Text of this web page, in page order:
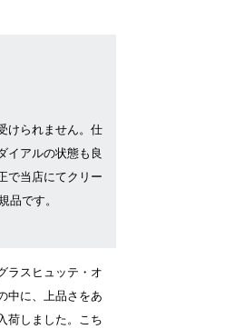
けられません。仕
イアルの状態も良
で当店にてクリー
品です。
ラスヒュッテ・オ
中に、上品さをあ
荷しました。こち